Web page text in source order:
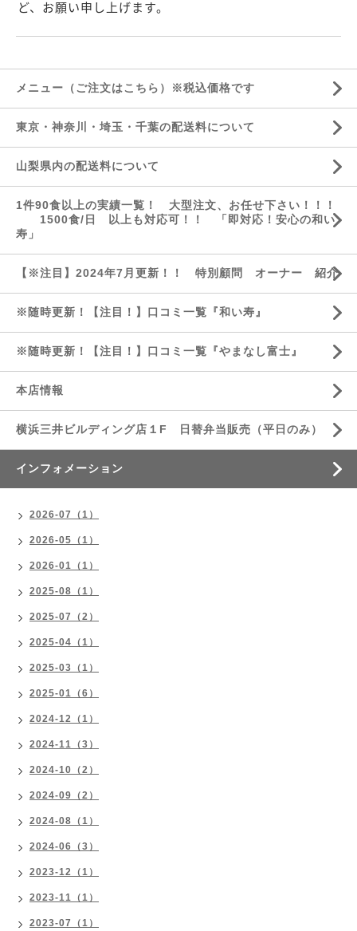
ど、お願い申し上げます。
メニュー（ご注文はこちら）※税込価格です
東京・神奈川・埼玉・千葉の配送料について
山梨県内の配送料について
1件90食以上の実績一覧！ 大型注文、お任せ下さい！！！
1500食/日 以上も対応可！！ 「即対応！安心の和い
寿」
【※注目】2024年7月更新！！ 特別顧問 オーナー 紹介
※随時更新！【注目！】口コミ一覧『和い寿』
※随時更新！【注目！】口コミ一覧『やまなし富士』
本店情報
横浜三井ビルディング店１F 日替弁当販売（平日のみ）
インフォメーション
2026-07（1）
2026-05（1）
2026-01（1）
2025-08（1）
2025-07（2）
2025-04（1）
2025-03（1）
2025-01（6）
2024-12（1）
2024-11（3）
2024-10（2）
2024-09（2）
2024-08（1）
2024-06（3）
2023-12（1）
2023-11（1）
2023-07（1）